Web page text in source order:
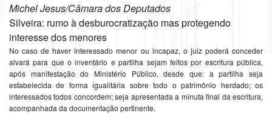
Michel Jesus/Câmara dos Deputados
Silveira: rumo à desburocratização mas protegendo
interesse dos menores
No caso de haver interessado menor ou incapaz, o juiz poderá conceder
alvará para que o inventário e partilha sejam feitos por escritura pública,
após manifestação do Ministério Público, desde que: a partilha seja
estabelecida de forma igualitária sobre todo o patrimônio herdado; os
interessados todos concordem; seja apresentada a minuta final da escritura,
acompanhada da documentação pertinente.